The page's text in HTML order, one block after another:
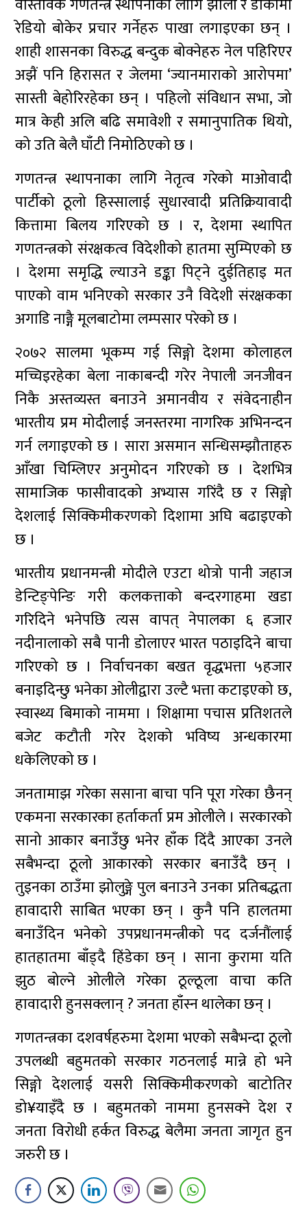
वास्तविक गणतन्त्र स्थापनाका लागि झोला र डोकोमा
रेडियो बोकेर प्रचार गर्नेहरु पाखा लगाइएका छन् ।
शाही शासनका विरुद्ध बन्दुक बोक्नेहरु नेल पहिरिएर
अझैं पनि हिरासत र जेलमा ‘ज्यानमाराको आरोपमा’
सास्ती बेहोरिरहेका छन् । पहिलो संविधान सभा, जो
मात्र केही अलि बढि समावेशी र समानुपातिक थियो,
को उति बेलै घाँटी निमोठिएको छ ।
गणतन्त्र स्थापनाका लागि नेतृत्व गरेको माओवादी
पार्टीको ठूलो हिस्सालाई सुधारवादी प्रतिक्रियावादी
कित्तामा बिलय गरिएको छ । र, देशमा स्थापित
गणतन्त्रको संरक्षकत्व विदेशीको हातमा सुम्पिएको छ
। देशमा समृद्धि ल्याउने डङ्का पिट्ने दुईतिहाइ मत
पाएको वाम भनिएको सरकार उनै विदेशी संरक्षकका
अगाडि नाङ्गै मूलबाटोमा लम्पसार परेको छ ।
२०७२ सालमा भूकम्प गई सिङ्गो देशमा कोलाहल
मच्चिइरहेका बेला नाकाबन्दी गरेर नेपाली जनजीवन
निकै अस्तव्यस्त बनाउने अमानवीय र संवेदनाहीन
भारतीय प्रम मोदीलाई जनस्तरमा नागरिक अभिनन्दन
गर्न लगाइएको छ । सारा असमान सन्धिसम्झौताहरु
आँखा चिम्लिएर अनुमोदन गरिएको छ । देशभित्र
सामाजिक फासीवादको अभ्यास गरिंदै छ र सिङ्गो
देशलाई सिक्किमीकरणको दिशामा अघि बढाइएको
छ ।
भारतीय प्रधानमन्त्री मोदीले एउटा थोत्रो पानी जहाज
डेन्टिङ्पेन्ङि गरी कलकत्ताको बन्दरगाहमा खडा
गरिदिने भनेपछि त्यस वापत् नेपालका ६ हजार
नदीनालाको सबै पानी डोलाएर भारत पठाइदिने बाचा
गरिएको छ । निर्वाचनका बखत वृद्धभत्ता ५हजार
बनाइदिन्छु भनेका ओलीद्वारा उल्टै भत्ता कटाइएको छ,
स्वास्थ्य बिमाको नाममा । शिक्षामा पचास प्रतिशतले
बजेट कटौती गरेर देशको भविष्य अन्धकारमा
धकेलिएको छ ।
जनतामाझ गरेका ससाना बाचा पनि पूरा गरेका छैनन्
एकमना सरकारका हर्ताकर्ता प्रम ओलीले । सरकारको
सानो आकार बनाउँछु भनेर हाँक दिंदै आएका उनले
सबैभन्दा ठूलो आकारको सरकार बनाउँदै छन् ।
तुइनका ठाउँमा झोलुङ्गे पुल बनाउने उनका प्रतिबद्धता
हावादारी साबित भएका छन् । कुनै पनि हालतमा
बनाउँदिन भनेको उपप्रधानमन्त्रीको पद दर्जनौंलाई
हातहातमा बाँड्दै हिंडेका छन् । साना कुरामा यति
झुठ बोल्ने ओलीले गरेका ठूल्ठूला वाचा कति
हावादारी हुनसक्लान् ? जनता हाँस्न थालेका छन् ।
गणतन्त्रका दशवर्षहरुमा देशमा भएको सबैभन्दा ठूलो
उपलब्धी बहुमतको सरकार गठनलाई मान्ने हो भने
सिङ्गो देशलाई यसरी सिक्किमीकरणको बाटोतिर
डो¥याइँदै छ । बहुमतको नाममा हुनसक्ने देश र
जनता विरोधी हर्कत विरुद्ध बेलैमा जनता जागृत हुन
जरुरी छ ।